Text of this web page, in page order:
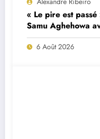
« Le pire est
Samu Aghehowa
Porto ?
6 Août 2026